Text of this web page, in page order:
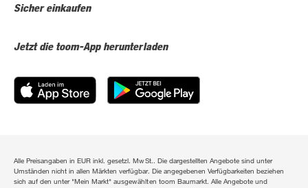
Sicher einkaufen
Jetzt die toom-App herunterladen
Alle Preisangaben in EUR inkl. gesetzl. MwSt.. Die dargestellten Angebote sind unter
Umständen nicht in allen Märkten verfügbar. Die angegebenen Verfügbarkeiten beziehen
sich auf den unter "Mein Markt" ausgewählten toom Baumarkt. Alle Angebote und